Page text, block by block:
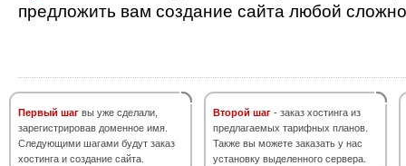
предложить вам создание сайта любой
Первый шаг вы уже сделали,
зарегистрировав доменное имя.
Следующими шагами будут заказ
хостинга и создание сайта.
Второй шаг - заказ хостинга из
предлагаемых тарифных планов.
Также вы можете заказать у нас
установку выделенного сервера.